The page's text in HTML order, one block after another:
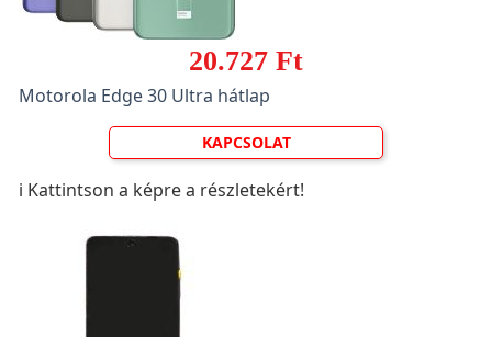
20.727 Ft
Motorola Edge 30 Ultra hátlap
KAPCSOLAT
ℹ️ Kattintson a képre a részletekért!